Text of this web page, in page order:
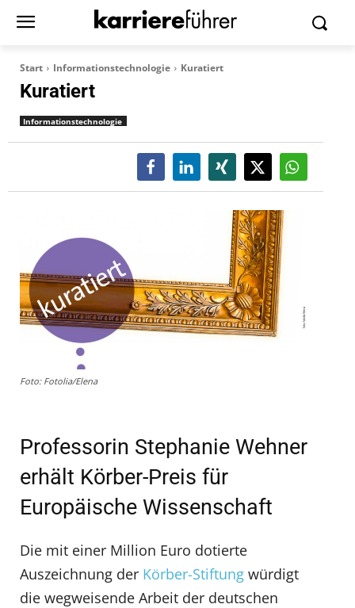
Start Informationstechnologie Kuratiert
Kuratiert
Informationstechnologie
Foto: Fotolia/Elena
Professorin Stephanie Wehner
erhält Körber-Preis für
Europäische Wissenschaft
Die mit einer Million Euro dotierte
Auszeichnung der Körber-Stiftung würdigt
die wegweisende Arbeit der deutschen